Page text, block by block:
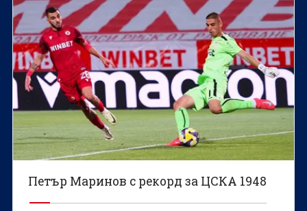
Петър Маринов с рекорд за ЦСКА 1948